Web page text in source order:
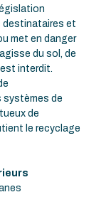
destinataires et
met en danger
du sol, de
est interdit.
systèmes de
de
le recyclage